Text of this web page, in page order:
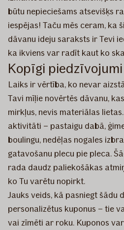
būtu nepieciešams atsevišķs
iespējas! Taču mēs ceram, ka
dāvanu ideju saraksts ir Tevi
ka ikviens var radīt kaut ko
Kopīgi piedzīvojumi
Laiks ir vērtība, ko nevar
Tavi mīļie novērtēs dāvanu,
mirkļus, nevis materiālas
aktivitāti – pastaigu dabā,
boulingu, nedēļas nogales
gatavošanu plecu pie pleca.
rada daudz paliekošākas
ko Tu varētu nopirkt.
Jauks veids, kā pasniegt šādu
personalizētus kuponus – tie
vai zīmēti ar roku. Kuponos